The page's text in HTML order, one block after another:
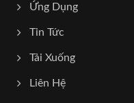
Ứng Dụng
Tin Tức
Tải Xuống
Liên Hệ